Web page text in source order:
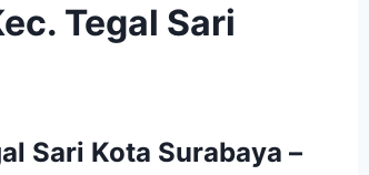
Tegal Sari
Sari Kota Surabaya –